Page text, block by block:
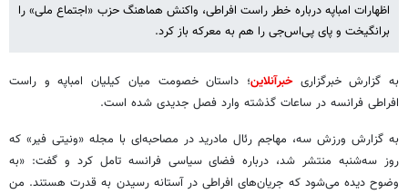
اظهارات امباپه درباره خطر راست افراطی، واکنش هماهنگ حزب «اجتماع ملی» را
برانگیخت و پای پی‌اس‌جی را هم به معرکه باز کرد.
​به گزارش خبرگزاریخبرآنلاین؛ داستان خصومت میان کیلیان امباپه و راست
افراطی فرانسه در ساعات گذشته وارد فصل جدیدی شده است.
به گزارش ورزش سه، مهاجم رئال مادرید در مصاحبه‌ای با مجله «ونیتی فیر» که
روز سه‌شنبه منتشر شد، درباره فضای سیاسی فرانسه تامل کرد و گفت: «به
وضوح دیده می‌شود که جریان‌های افراطی در آستانه رسیدن به قدرت هستند. من